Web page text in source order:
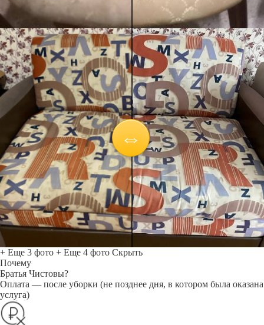
+ Еще 3 фото + Еще 4 фото Скрыть
Почему
Братья Чистовы?
Оплата — после уборки (не позднее дня, в котором была оказана
услуга)